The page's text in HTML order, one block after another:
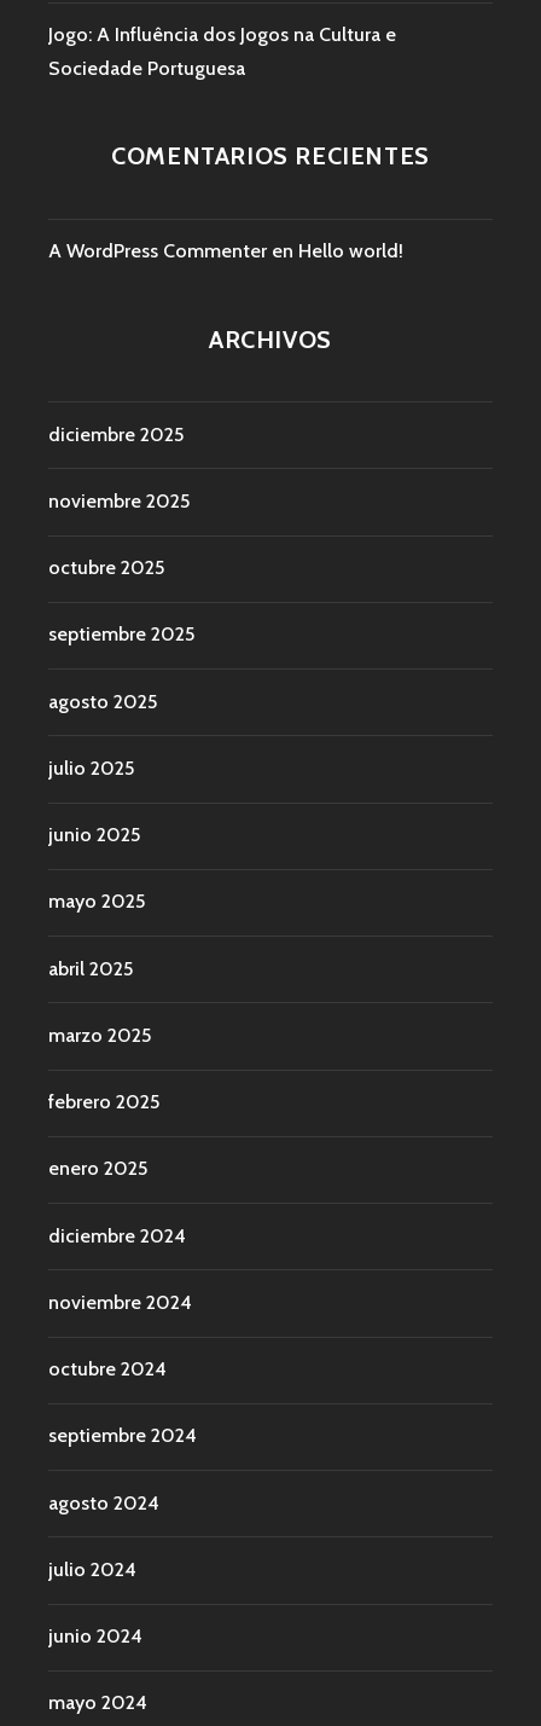
Jogo: A Influência dos Jogos na Cultura e
Sociedade Portuguesa
COMENTARIOS RECIENTES
A WordPress Commenter en Hello world!
ARCHIVOS
diciembre 2025
noviembre 2025
octubre 2025
septiembre 2025
agosto 2025
julio 2025
junio 2025
mayo 2025
abril 2025
marzo 2025
febrero 2025
enero 2025
diciembre 2024
noviembre 2024
octubre 2024
septiembre 2024
agosto 2024
julio 2024
junio 2024
mayo 2024